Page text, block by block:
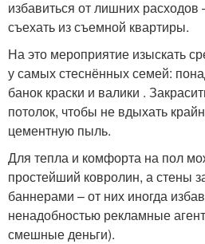
избавиться от лишних расходов
съехать из съемной квартиры.
На это мероприятие изыскать
у самых стеснённых семей:
банок краски и валики .
потолок, чтобы не вдыхать
цементную пыль.
Для тепла и комфорта на пол
простейший ковролин, а стены
баннерами – от них иногда
ненадобностью рекламные
смешные деньги).